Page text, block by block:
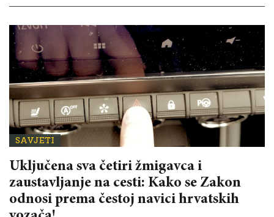
SAVJETI
Uključena sva četiri žmigavca i
zaustavljanje na cesti: Kako se Zakon
odnosi prema čestoj navici hrvatskih